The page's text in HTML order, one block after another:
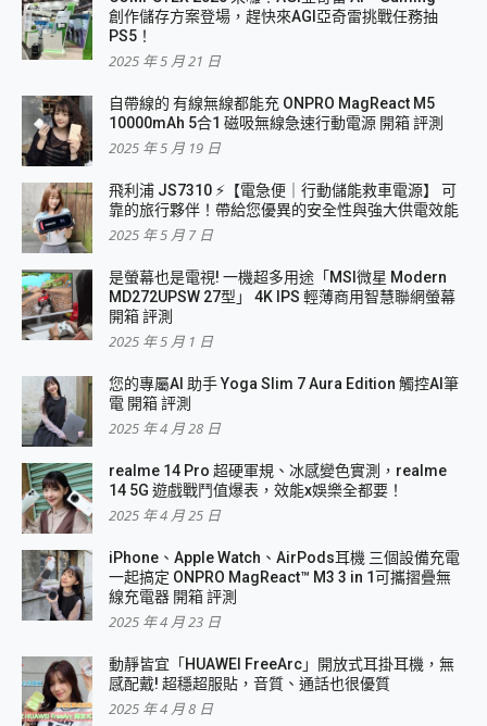
創作儲存方案登場，趕快來AGI亞奇雷挑戰任務抽
PS5！
2025 年 5 月 21 日
自帶線的 有線無線都能充 ONPRO MagReact M5
10000mAh 5合1 磁吸無線急速行動電源 開箱 評測
2025 年 5 月 19 日
飛利浦 JS7310 ⚡【電急便｜行動儲能救車電源】 可
靠的旅行夥伴！帶給您優異的安全性與強大供電效能
2025 年 5 月 7 日
是螢幕也是電視! 一機超多用途「MSI微星 Modern
MD272UPSW 27型」 4K IPS 輕薄商用智慧聯網螢幕
開箱 評測
2025 年 5 月 1 日
您的專屬AI 助手 Yoga Slim 7 Aura Edition 觸控AI筆
電 開箱 評測
2025 年 4 月 28 日
realme 14 Pro 超硬軍規、冰感變色實測，realme
14 5G 遊戲戰鬥值爆表，效能x娛樂全都要！
2025 年 4 月 25 日
iPhone、Apple Watch、AirPods耳機 三個設備充電
一起搞定 ONPRO MagReact™ M3 3 in 1可攜摺疊無
線充電器 開箱 評測
2025 年 4 月 23 日
動靜皆宜「HUAWEI FreeArc」開放式耳掛耳機，無
感配戴! 超穩超服貼，音質、通話也很優質
2025 年 4 月 8 日